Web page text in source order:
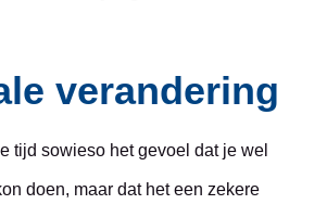
verandering
tijd sowieso het gevoel dat je wel
doen, maar dat het een zekere